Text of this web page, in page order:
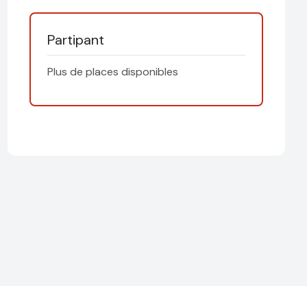
Partipant
Plus de places disponibles